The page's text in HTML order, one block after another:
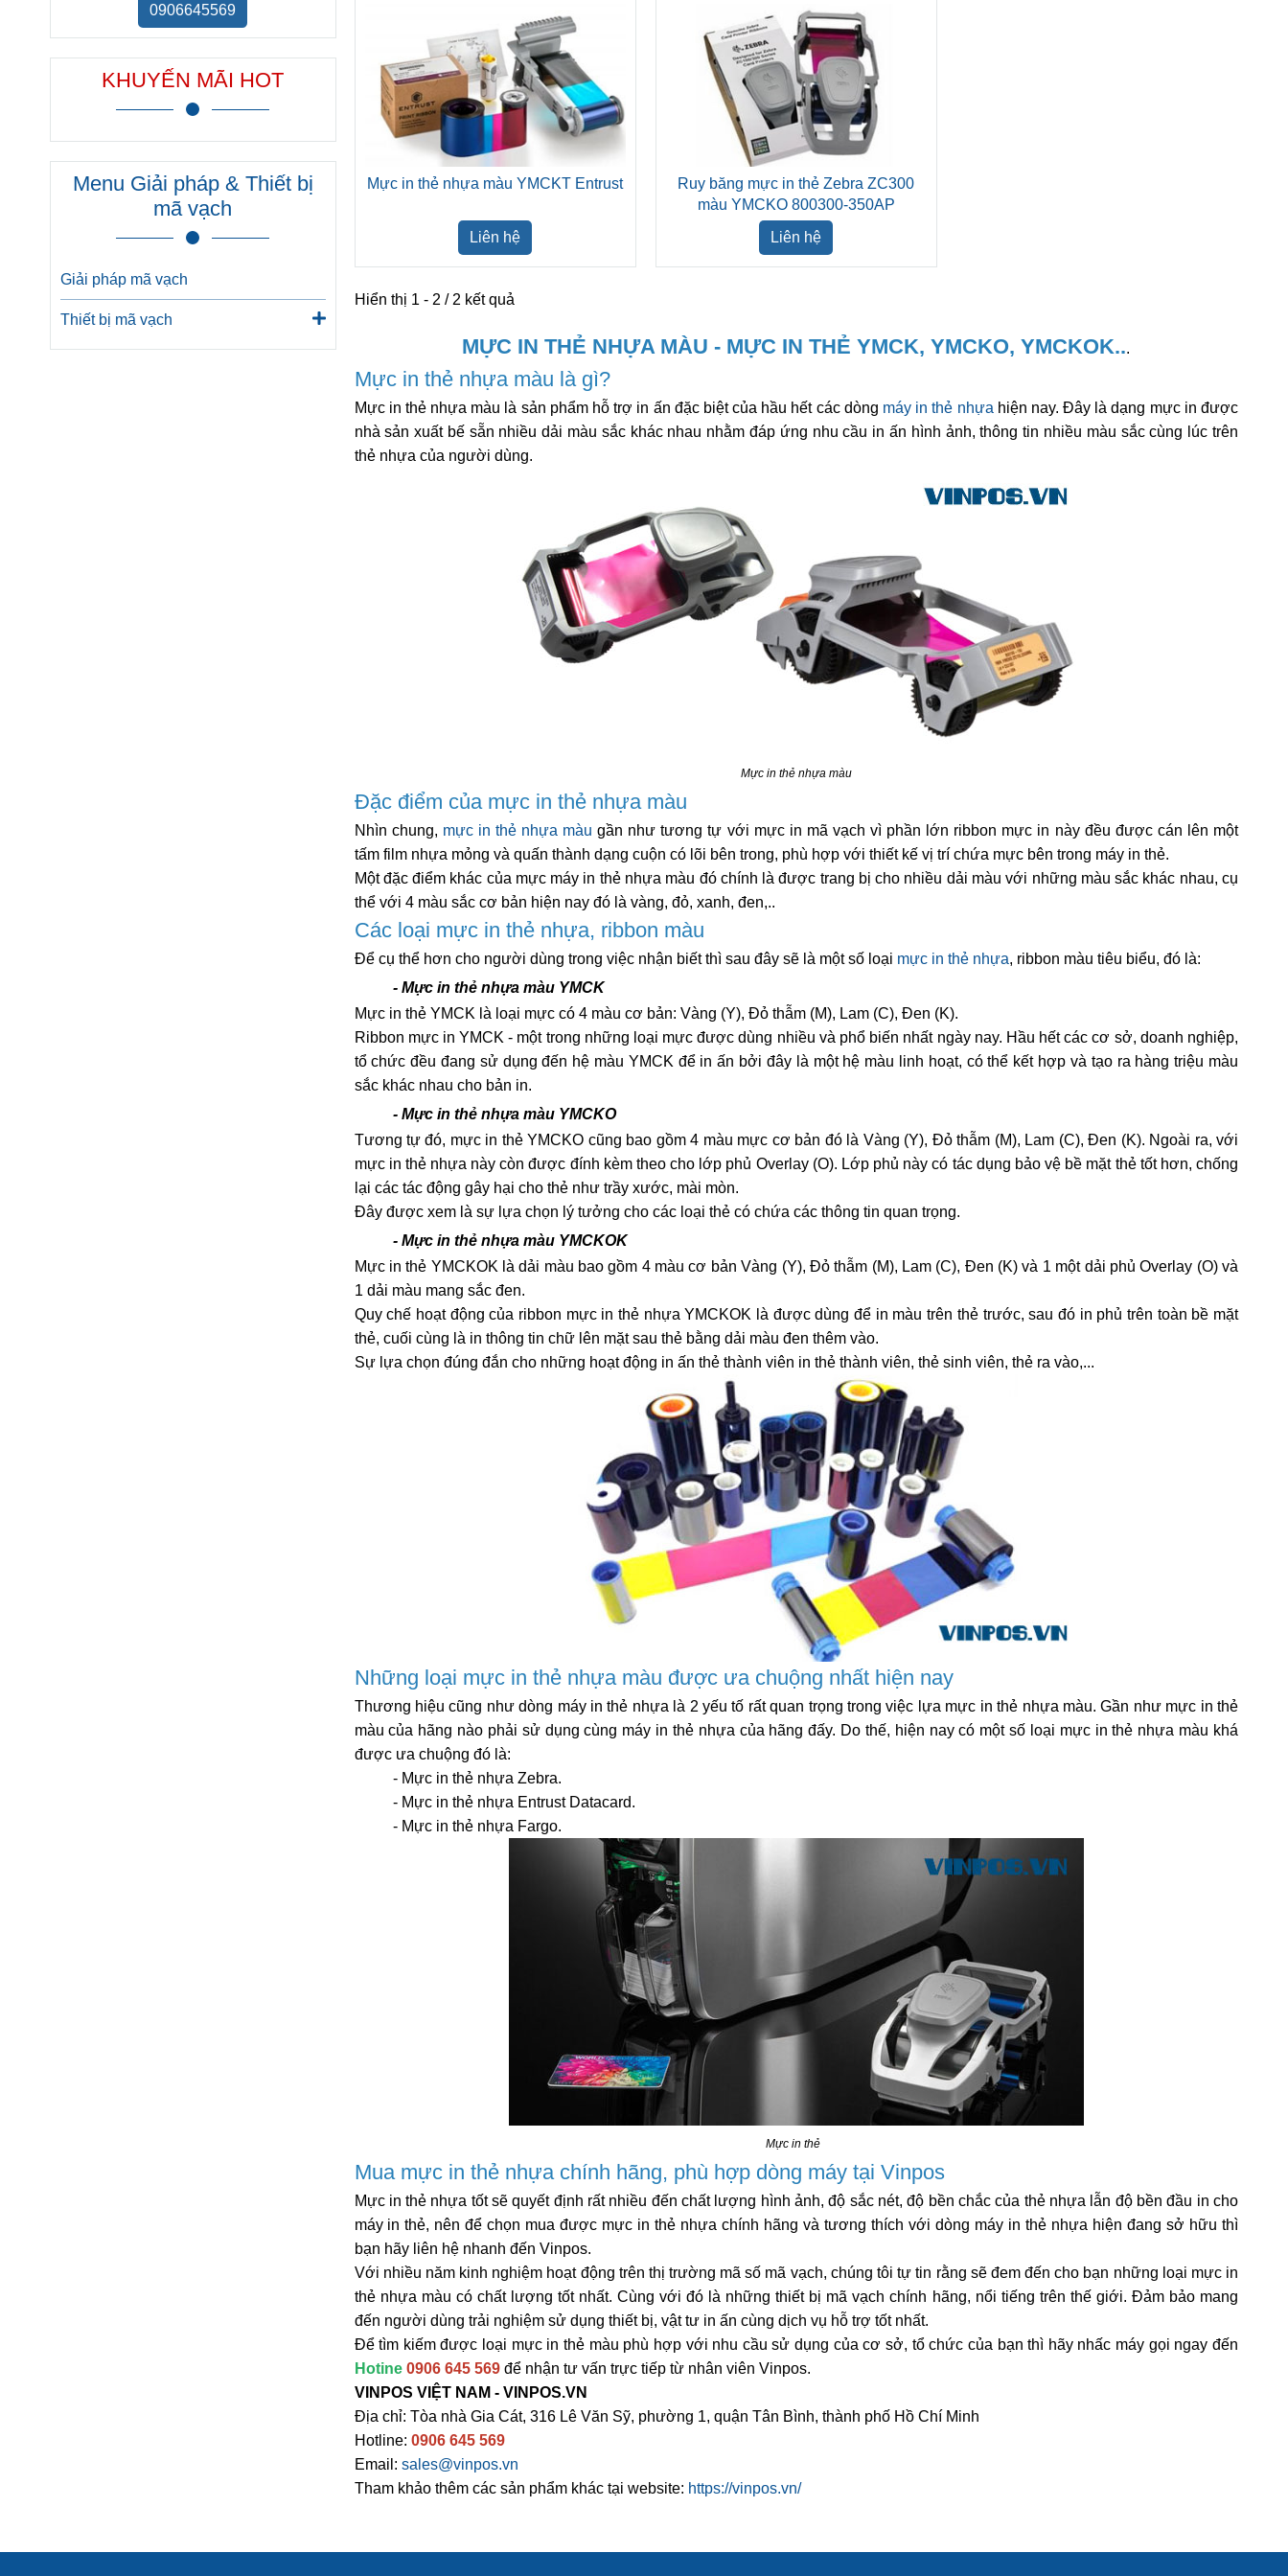
Mực in thẻ nhựa màu YMCKT Entrust
Liên hệ
Ruy băng mực in thẻ Zebra ZC300
màu YMCKO 800300-350AP
Liên hệ
Hiển thị 1 - 2 / 2 kết quả
MỰC IN THẺ NHỰA MÀU - MỰC IN THẺ YMCK, YMCKO, YMCKOK...
Mực in thẻ nhựa màu là gì?
Mực in thẻ nhựa màu là sản phẩm hỗ trợ in ấn đặc biệt của hầu hết các dòng máy in thẻ nhựa hiện nay. Đây là dạng mực in được
nhà sản xuất bế sẵn nhiều dải màu sắc khác nhau nhằm đáp ứng nhu cầu in ấn hình ảnh, thông tin nhiều màu sắc cùng lúc trên
thẻ nhựa của người dùng.
Mực in thẻ nhựa màu
Đặc điểm của mực in thẻ nhựa màu
Nhìn chung, mực in thẻ nhựa màu gần như tương tự với mực in mã vạch vì phần lớn ribbon mực in này đều được cán lên một
tấm film nhựa mỏng và quấn thành dạng cuộn có lõi bên trong, phù hợp với thiết kế vị trí chứa mực bên trong máy in thẻ.
Một đặc điểm khác của mực máy in thẻ nhựa màu đó chính là được trang bị cho nhiều dải màu với những màu sắc khác nhau, cụ
thể với 4 màu sắc cơ bản hiện nay đó là vàng, đỏ, xanh, đen,..
Các loại mực in thẻ nhựa, ribbon màu
Để cụ thể hơn cho người dùng trong việc nhận biết thì sau đây sẽ là một số loại mực in thẻ nhựa, ribbon màu tiêu biểu, đó là:
- Mực in thẻ nhựa màu YMCK
Mực in thẻ YMCK là loại mực có 4 màu cơ bản: Vàng (Y), Đỏ thẫm (M), Lam (C), Đen (K).
Ribbon mực in YMCK - một trong những loại mực được dùng nhiều và phổ biến nhất ngày nay. Hầu hết các cơ sở, doanh nghiệp,
tổ chức đều đang sử dụng đến hệ màu YMCK để in ấn bởi đây là một hệ màu linh hoạt, có thể kết hợp và tạo ra hàng triệu màu
sắc khác nhau cho bản in.
- Mực in thẻ nhựa màu YMCKO
Tương tự đó, mực in thẻ YMCKO cũng bao gồm 4 màu mực cơ bản đó là Vàng (Y), Đỏ thẫm (M), Lam (C), Đen (K). Ngoài ra, với
mực in thẻ nhựa này còn được đính kèm theo cho lớp phủ Overlay (O). Lớp phủ này có tác dụng bảo vệ bề mặt thẻ tốt hơn, chống
lại các tác động gây hại cho thẻ như trầy xước, mài mòn.
Đây được xem là sự lựa chọn lý tưởng cho các loại thẻ có chứa các thông tin quan trọng.
- Mực in thẻ nhựa màu YMCKOK
Mực in thẻ YMCKOK là dải màu bao gồm 4 màu cơ bản Vàng (Y), Đỏ thẫm (M), Lam (C), Đen (K) và 1 một dải phủ Overlay (O) và
1 dải màu mang sắc đen.
Quy chế hoạt động của ribbon mực in thẻ nhựa YMCKOK là được dùng để in màu trên thẻ trước, sau đó in phủ trên toàn bề mặt
thẻ, cuối cùng là in thông tin chữ lên mặt sau thẻ bằng dải màu đen thêm vào.
Sự lựa chọn đúng đắn cho những hoạt động in ấn thẻ thành viên in thẻ thành viên, thẻ sinh viên, thẻ ra vào,...
Những loại mực in thẻ nhựa màu được ưa chuộng nhất hiện nay
Thương hiệu cũng như dòng máy in thẻ nhựa là 2 yếu tố rất quan trọng trong việc lựa mực in thẻ nhựa màu. Gần như mực in thẻ
màu của hãng nào phải sử dụng cùng máy in thẻ nhựa của hãng đấy. Do thế, hiện nay có một số loại mực in thẻ nhựa màu khá
được ưa chuộng đó là:
- Mực in thẻ nhựa Zebra.
- Mực in thẻ nhựa Entrust Datacard.
- Mực in thẻ nhựa Fargo.
Mực in thẻ
Mua mực in thẻ nhựa chính hãng, phù hợp dòng máy tại Vinpos
Mực in thẻ nhựa tốt sẽ quyết định rất nhiều đến chất lượng hình ảnh, độ sắc nét, độ bền chắc của thẻ nhựa lẫn độ bền đầu in cho
máy in thẻ, nên để chọn mua được mực in thẻ nhựa chính hãng và tương thích với dòng máy in thẻ nhựa hiện đang sở hữu thì
bạn hãy liên hệ nhanh đến Vinpos.
Với nhiều năm kinh nghiệm hoạt động trên thị trường mã số mã vạch, chúng tôi tự tin rằng sẽ đem đến cho bạn những loại mực in
thẻ nhựa màu có chất lượng tốt nhất. Cùng với đó là những thiết bị mã vạch chính hãng, nổi tiếng trên thế giới. Đảm bảo mang
đến người dùng trải nghiệm sử dụng thiết bị, vật tư in ấn cùng dịch vụ hỗ trợ tốt nhất.
Để tìm kiếm được loại mực in thẻ màu phù hợp với nhu cầu sử dụng của cơ sở, tổ chức của bạn thì hãy nhấc máy gọi ngay đến
Hotine 0906 645 569để nhận tư vấn trực tiếp từ nhân viên Vinpos.
VINPOS VIỆT NAM - VINPOS.VN
Địa chỉ: Tòa nhà Gia Cát, 316 Lê Văn Sỹ, phường 1, quận Tân Bình, thành phố Hồ Chí Minh
Hotline: 0906 645 569
Email: sales@vinpos.vn
Tham khảo thêm các sản phẩm khác tại website: https://vinpos.vn/
0906645569
KHUYẾN MÃI HOT
Menu Giải pháp & Thiết bị
mã vạch
Giải pháp mã vạch
Thiết bị mã vạch